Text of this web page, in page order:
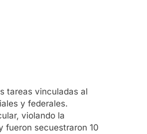
tareas vinculadas al
y federales.
violando la
fueron secuestraron 10